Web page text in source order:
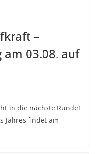
–
am 03.08. auf
in die nächste Runde!
Jahres findet am